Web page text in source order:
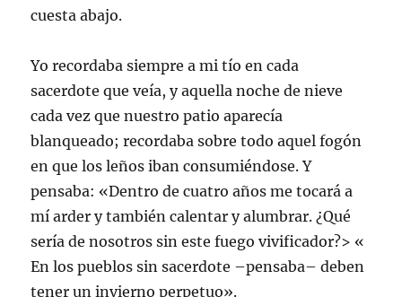
cuesta abajo.
Yo recordaba siempre a mi tío en cada
sacerdote que veía, y aquella noche de nieve
cada vez que nuestro patio aparecía
blanqueado; recordaba sobre todo aquel fogón
en que los leños iban consumiéndose. Y
pensaba: «Dentro de cuatro años me tocará a
mí arder y también calentar y alumbrar. ¿Qué
sería de nosotros sin este fuego vivificador?> «
En los pueblos sin sacerdote –pensaba– deben
tener un invierno perpetuo».